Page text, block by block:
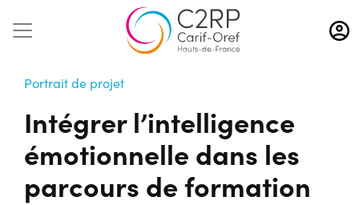
Aller
au
contenu
Portrait de projet
Intégrer l’intelligence
émotionnelle dans les
parcours de formation